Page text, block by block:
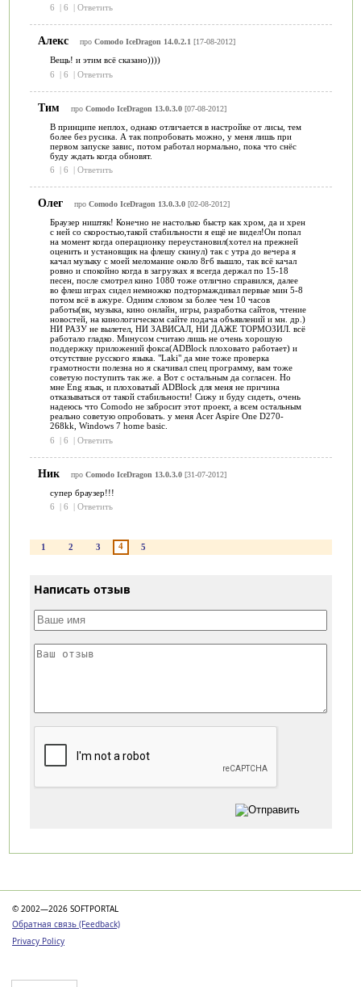
6
| 6 | Ответить
Алекс про Comodo IceDragon 14.0.2.1 [17-08-2012]
Вещь! и этим всё сказано))))
6
| 6 | Ответить
Тим про Comodo IceDragon 13.0.3.0[07-08-2012]
В принципе неплох, однако отличается в настройке от лисы, тем
более без русика. А так попробовать можно, у меня лишь при
первом запуске завис, потом работал нормально, пока что снёс
буду ждать когда обновят.
6
| 6 | Ответить
Олег про Comodo IceDragon 13.0.3.0[02-08-2012]
Браузер ништяк! Конечно не настолько быстр как хром, да и хрен
с ней со скоростью,такой стабильности я ещё не видел!Он попал
на момент когда операционку переустановил(хотел на прежней
оценить и установщик на флешу скинул) так с утра до вечера я
качал музыку с моей меломание около 8гб вышло, так всё качал
ровно и спокойно когда в загрузках я всегда держал по 15-18
песен, после смотрел кино 1080 тоже отлично справился, далее
во флеш играх сидел немножко подтормаждивал первые мин 5-8
потом всё в ажуре. Одним словом за более чем 10 часов
работы(вк, музыка, кино онлайн, игры, разработка сайтов, чтение
новостей, на кинологическом сайте подача объявлений и мн. др.)
НИ РАЗУ не вылетел, НИ ЗАВИСАЛ, НИ ДАЖЕ ТОРМОЗИЛ. всё
работало гладко. Минусом считаю лишь не очень хорошую
поддержку приложений фокса(ADBlock плоховато работает) и
отсутствие русского языка. "Laki" да мне тоже проверка
грамотности полезна но я скачивал спец программу, вам тоже
советую поступить так же. а Вот с остальным да согласен. Но
мне Eng язык, и плоховатый ADBlock для меня не причина
отказываться от такой стабильности! Сижу и буду сидеть, очень
надеюсь что Comodo не забросит этот проект, а всем остальным
реально советую опробовать. у меня Acer Aspire One D270-
268kk, Windows 7 home basic.
6
| 6 | Ответить
Ник про Comodo IceDragon 13.0.3.0[31-07-2012]
супер браузер!!!
6
| 6 | Ответить
1 2 3 4 5
Написать отзыв
© 2002—2026 SOFTPORTAL
Обратная связь (Feedback)
Privacy Policy